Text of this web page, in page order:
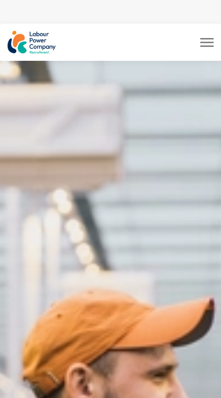
tiktok-developers-site-
verification=LY0DYTZWcaZFcbB5z5CmFJBdmZXOxOdD